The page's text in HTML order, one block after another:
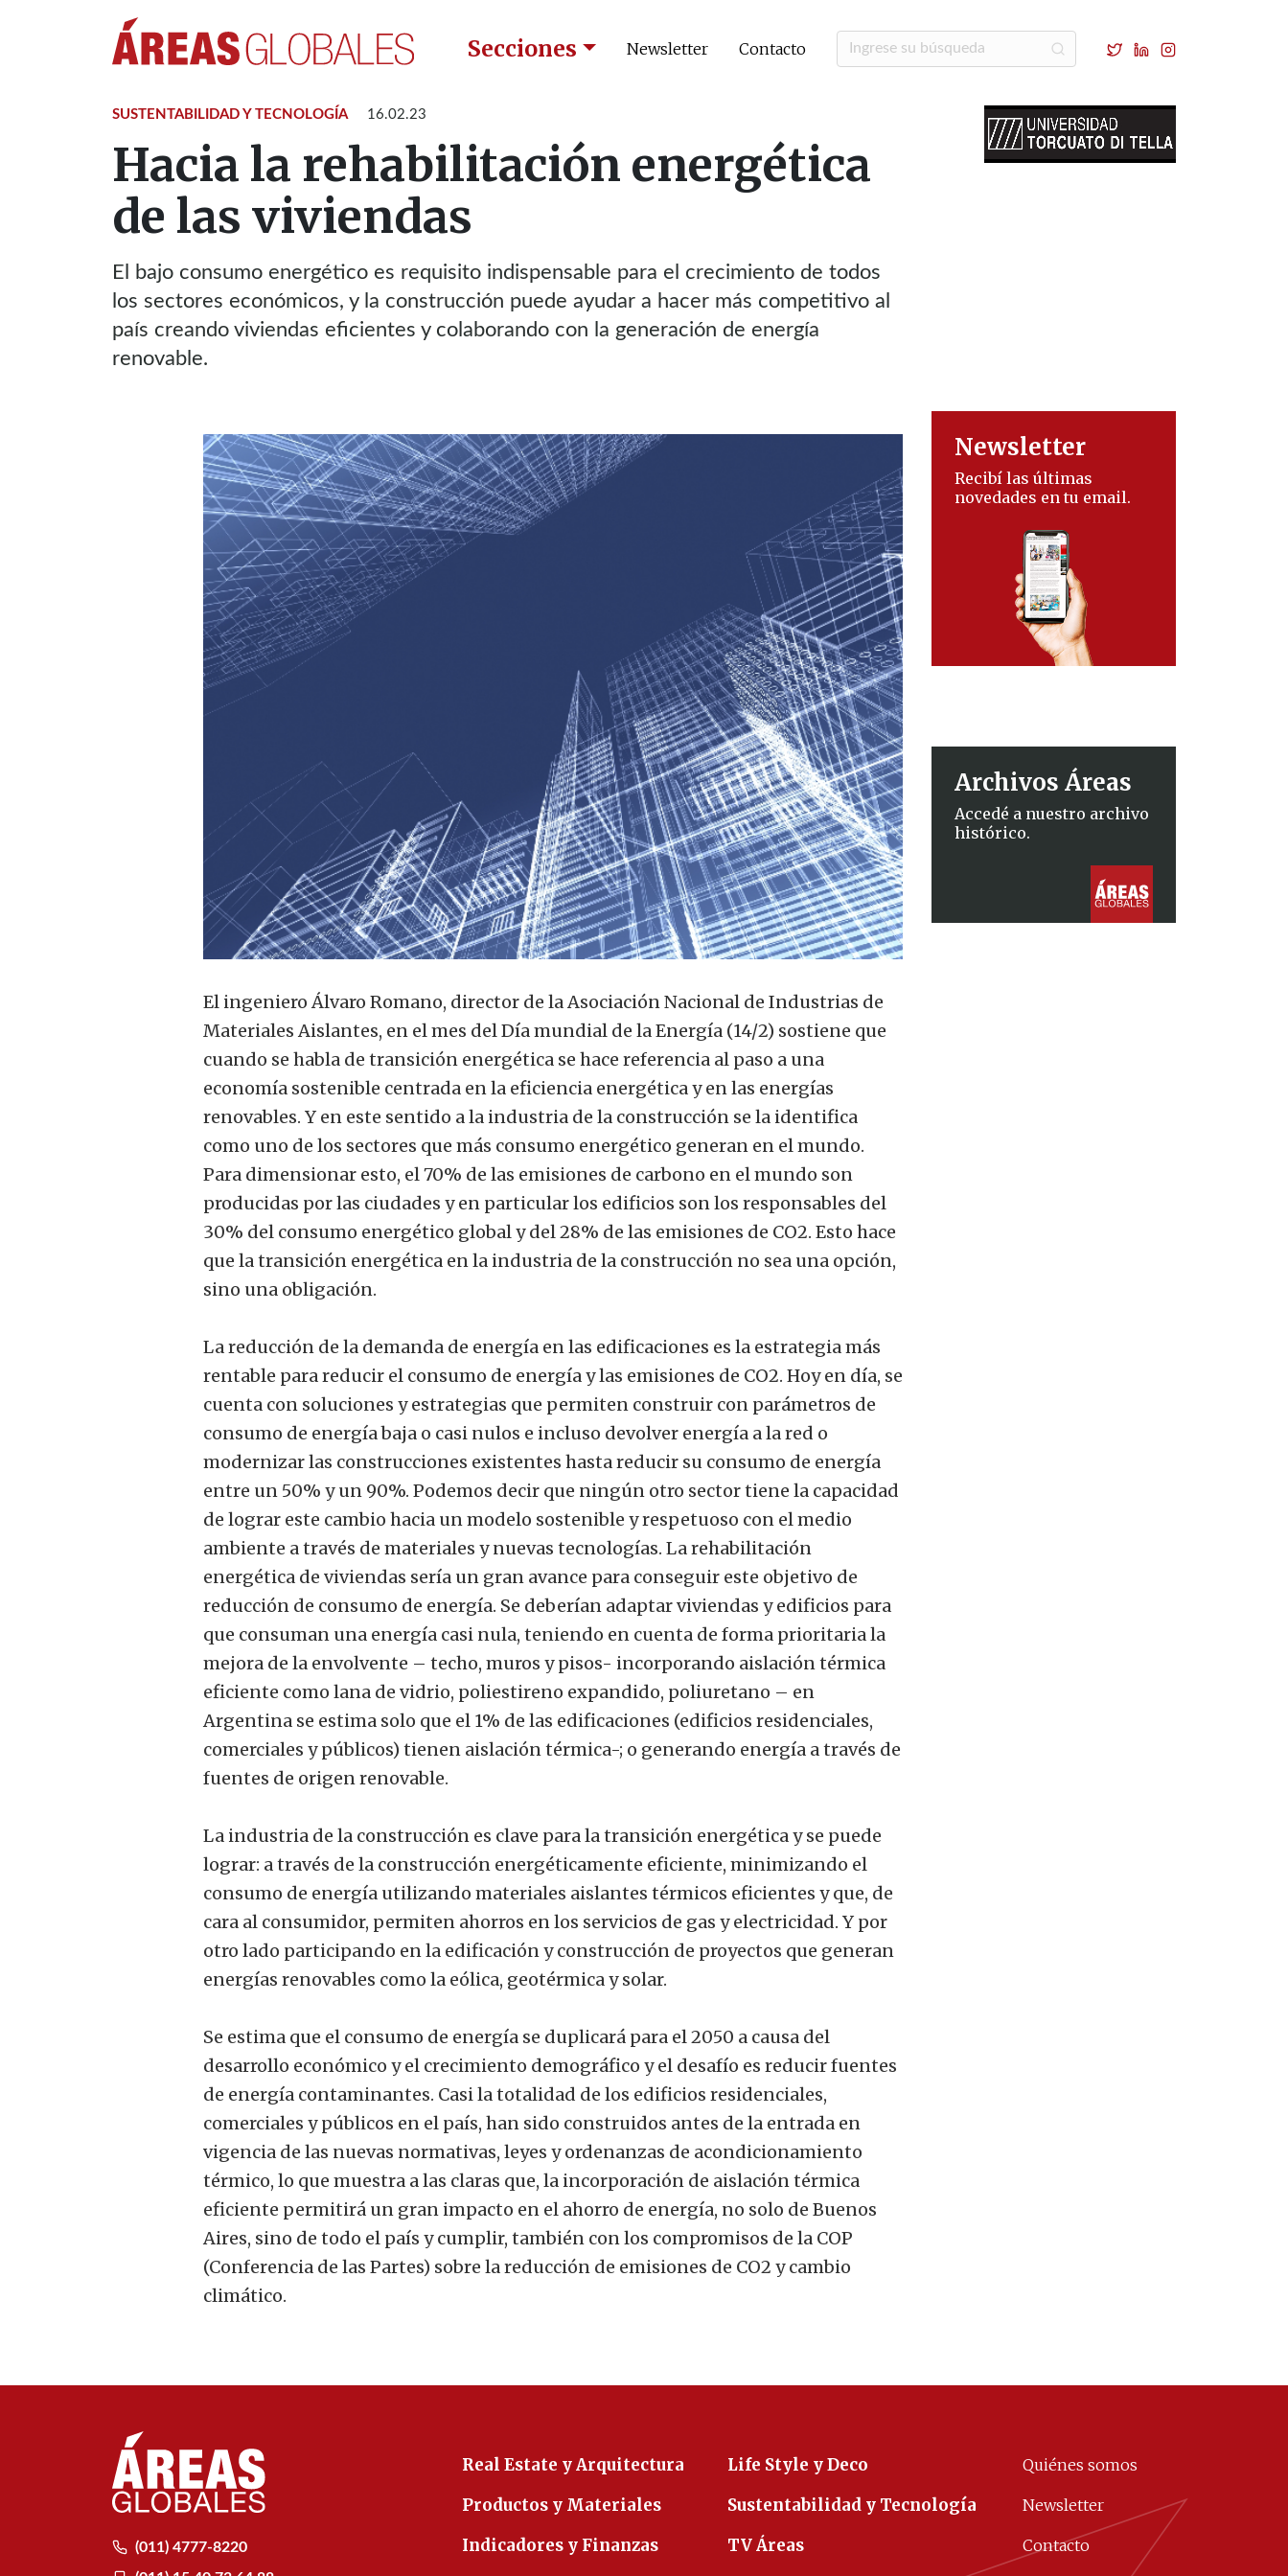
Secciones Newsletter Contacto
SUSTENTABILIDAD Y TECNOLOGÍA 16.02.23
Hacia la rehabilitación energética
de las viviendas
El bajo consumo energético es requisito indispensable para el crecimiento de todos
los sectores económicos, y la construcción puede ayudar a hacer más competitivo al
país creando viviendas eficientes y colaborando con la generación de energía
renovable.
El ingeniero Álvaro Romano, director de la Asociación Nacional de Industrias de
Materiales Aislantes, en el mes del Día mundial de la Energía (14/2) sostiene que
cuando se habla de transición energética se hace referencia al paso a una
economía sostenible centrada en la eficiencia energética y en las energías
renovables. Y en este sentido a la industria de la construcción se la identifica
como uno de los sectores que más consumo energético generan en el mundo.
Para dimensionar esto, el 70% de las emisiones de carbono en el mundo son
producidas por las ciudades y en particular los edificios son los responsables del
30% del consumo energético global y del 28% de las emisiones de CO2. Esto hace
que la transición energética en la industria de la construcción no sea una opción,
sino una obligación.
La reducción de la demanda de energía en las edificaciones es la estrategia más
rentable para reducir el consumo de energía y las emisiones de CO2. Hoy en día, se
cuenta con soluciones y estrategias que permiten construir con parámetros de
consumo de energía baja o casi nulos e incluso devolver energía a la red o
modernizar las construcciones existentes hasta reducir su consumo de energía
entre un 50% y un 90%. Podemos decir que ningún otro sector tiene la capacidad
de lograr este cambio hacia un modelo sostenible y respetuoso con el medio
ambiente a través de materiales y nuevas tecnologías. La rehabilitación
energética de viviendas sería un gran avance para conseguir este objetivo de
reducción de consumo de energía. Se deberían adaptar viviendas y edificios para
que consuman una energía casi nula, teniendo en cuenta de forma prioritaria la
mejora de la envolvente – techo, muros y pisos- incorporando aislación térmica
eficiente como lana de vidrio, poliestireno expandido, poliuretano – en
Argentina se estima solo que el 1% de las edificaciones (edificios residenciales,
comerciales y públicos) tienen aislación térmica-; o generando energía a través de
fuentes de origen renovable.
La industria de la construcción es clave para la transición energética y se puede
lograr: a través de la construcción energéticamente eficiente, minimizando el
consumo de energía utilizando materiales aislantes térmicos eficientes y que, de
cara al consumidor, permiten ahorros en los servicios de gas y electricidad. Y por
otro lado participando en la edificación y construcción de proyectos que generan
energías renovables como la eólica, geotérmica y solar.
Se estima que el consumo de energía se duplicará para el 2050 a causa del
desarrollo económico y el crecimiento demográfico y el desafío es reducir fuentes
de energía contaminantes. Casi la totalidad de los edificios residenciales,
comerciales y públicos en el país, han sido construidos antes de la entrada en
vigencia de las nuevas normativas, leyes y ordenanzas de acondicionamiento
térmico, lo que muestra a las claras que, la incorporación de aislación térmica
eficiente permitirá un gran impacto en el ahorro de energía, no solo de Buenos
Aires, sino de todo el país y cumplir, también con los compromisos de la COP
(Conferencia de las Partes) sobre la reducción de emisiones de CO2 y cambio
climático.
Newsletter
Recibí las últimas
novedades en tu email.
Archivos Áreas
Accedé a nuestro archivo
histórico.
(011) 4777-8220
Real Estate y Arquitectura
Productos y Materiales
Indicadores y Finanzas
Life Style y Deco
Sustentabilidad y Tecnología
TV Áreas
Quiénes somos
Newsletter
Contacto